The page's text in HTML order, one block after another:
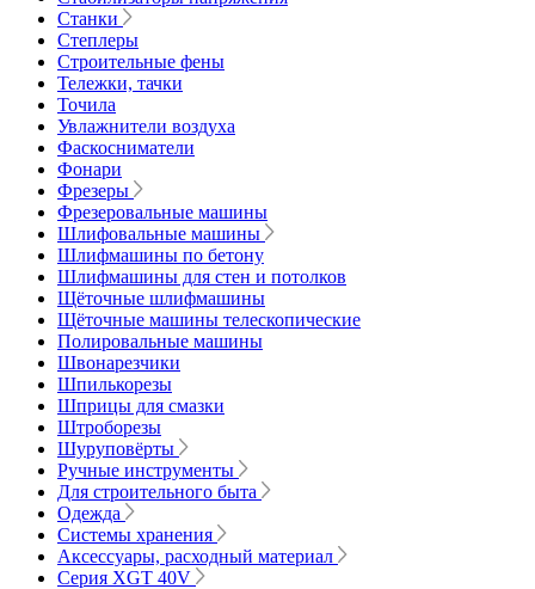
Станки
Степлеры
Строительные фены
Тележки, тачки
Точила
Увлажнители воздуха
Фаскосниматели
Фонари
Фрезеры
Фрезеровальные машины
Шлифовальные машины
Шлифмашины по бетону
Шлифмашины для стен и потолков
Щёточные шлифмашины
Щёточные машины телескопические
Полировальные машины
Швонарезчики
Шпилькорезы
Шприцы для смазки
Штроборезы
Шуруповёрты
Ручные инструменты
Для строительного быта
Одежда
Системы хранения
Аксессуары, расходный материал
Серия XGT 40V